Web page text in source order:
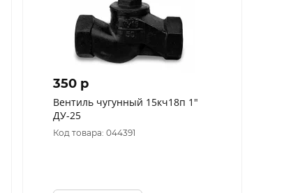
350 p
Вентиль чугунный 15кч18п 1"
ДУ-25
Код товара: 044391